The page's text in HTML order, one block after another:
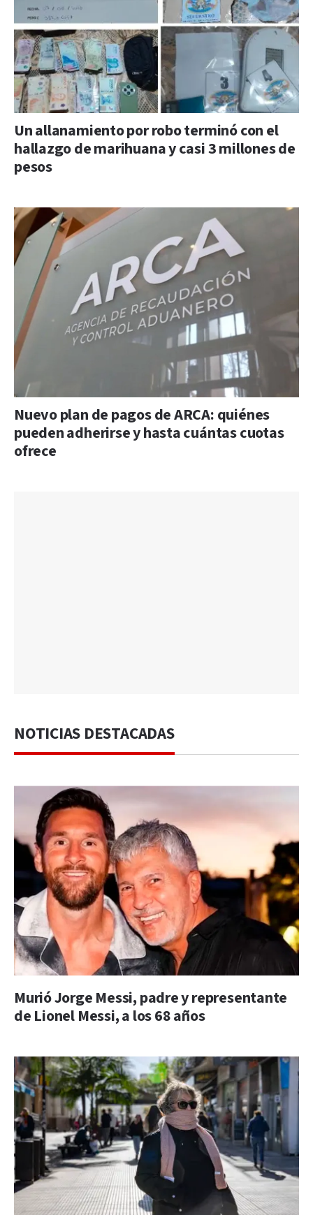
Un allanamiento por robo terminó con el
hallazgo de marihuana y casi 3 millones de
pesos
Nuevo plan de pagos de ARCA: quiénes
pueden adherirse y hasta cuántas cuotas
ofrece
NOTICIAS DESTACADAS
Murió Jorge Messi, padre y representante
de Lionel Messi, a los 68 años